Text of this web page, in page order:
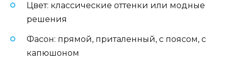
Цвет: классические оттенки или модные
решения
Фасон: прямой, приталенный, с поясом, с
капюшоном